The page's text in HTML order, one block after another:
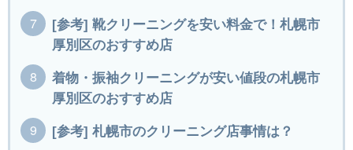
[参考] 靴クリーニングを安い料金で！札幌市
厚別区のおすすめ店
着物・振袖クリーニングが安い値段の札幌市
厚別区のおすすめ店
[参考] 札幌市のクリーニング店事情は？